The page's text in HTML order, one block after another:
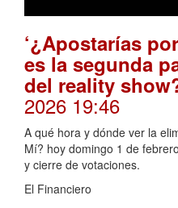
‘¿Apostarías
es la segunda
del reality
2026 19:46
A qué hora y dónde ver la
Mí? hoy domingo 1 de
y cierre de votaciones.
El Financiero